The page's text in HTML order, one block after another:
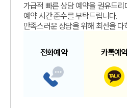
가급적 빠른 상담 예약을 권유드리
예약 시간 준수를 부탁드립니다.
만족스러운 상담을 위해 최선을 다
전화예약 카톡예